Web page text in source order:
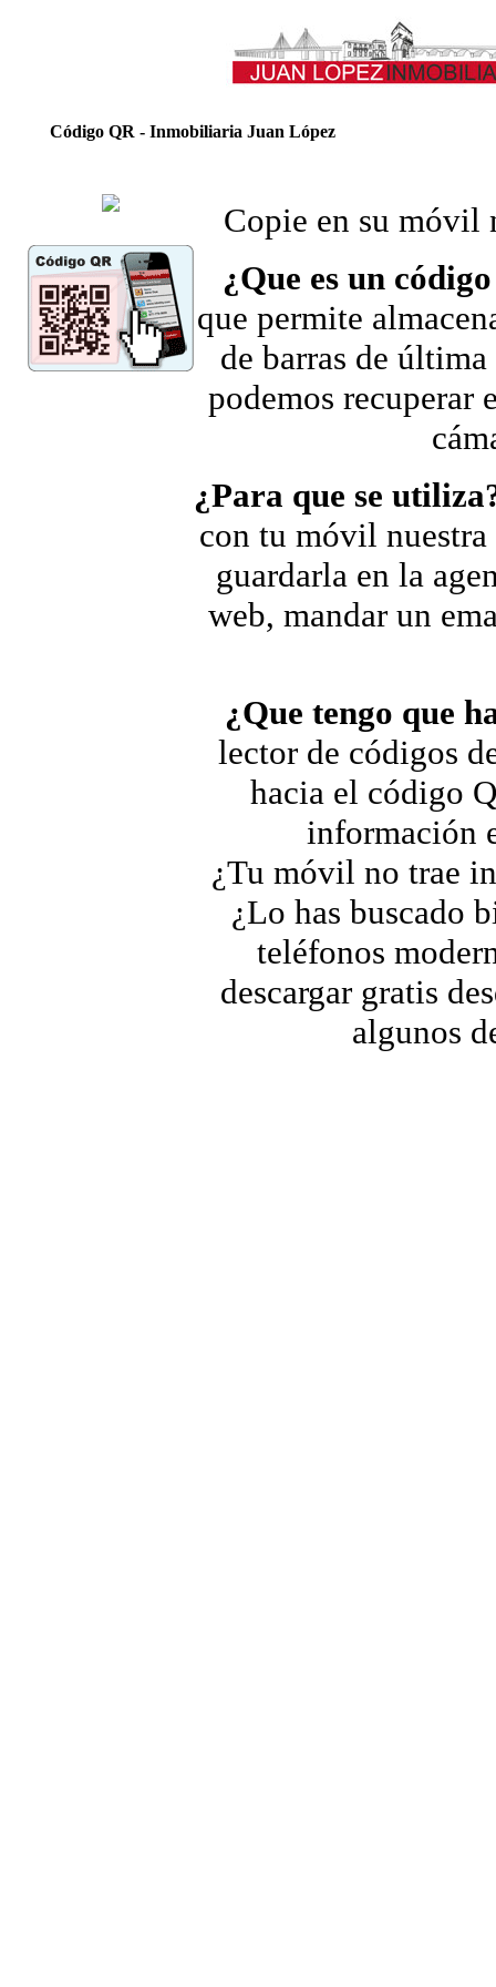
Código QR - Inmobiliaria Juan López
Copie en su móvil
¿Que es un
que permite
de barras de
podemos recuperar
¿Para que se
con tu móvil
guardarla en la
web, mandar un
¿Que tengo que
lector de códigos
hacia el código
información
¿Tu móvil no trae
¿Lo has buscado
teléfonos
descargar gratis
algunos